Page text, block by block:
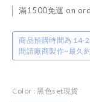
滿1500免運 on
商品預購時間為 14-
間請廠商製作~最久
Color : 黑色set現貨